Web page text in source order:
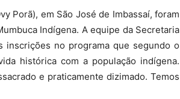
Porã), em São José de Imbassaí, foram
Indígena. A equipe da Secretaria
inscrições no programa que segundo o
histórica com a população indígena.
e praticamente dizimado. Temos